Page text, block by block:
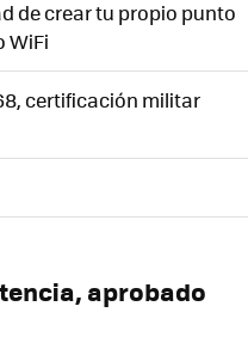
de crear tu propio punto
WiFi
certificación militar
aprobado